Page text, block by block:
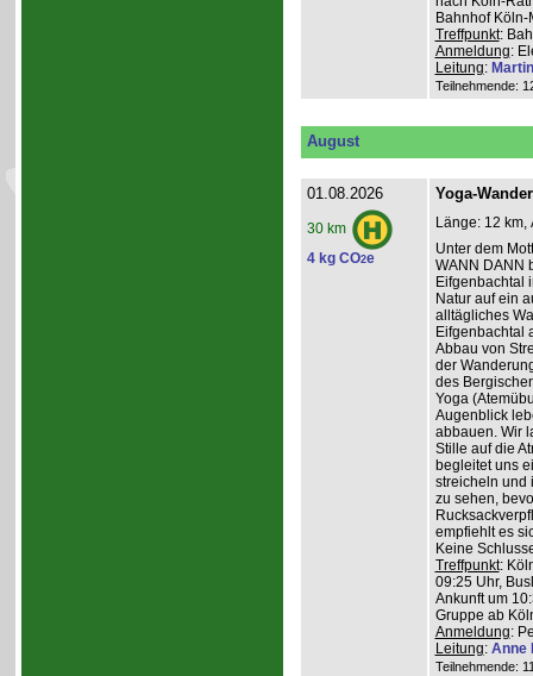
Bahnhof
Treffpunkt:
Anmeldung:
Leitung:
Teilnehmende:
August
01.08.2026
30 km
4 kg CO2e
Yoga-
Länge: 12 km,
Unter dem
WANN DANN
Eifgenbachtal
Natur auf ein
alltägliches
Eifgenbachtal
Abbau von
der
des
Yoga
Augenblick
abbauen. Wir
Stille auf die
begleitet uns
streicheln und
zu sehen,
empfiehlt es
Keine
Treffpunkt:
09:25 Uhr,
Ankunft um
Gruppe ab
Anmeldung:
Leitung: Anne
Teilnehmende: